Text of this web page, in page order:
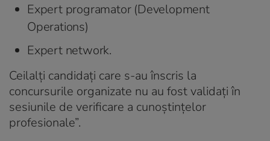
Expert programator (Development
Operations)
Expert network.
Ceilalţi candidaţi care s-au înscris la
concursurile organizate nu au fost validaţi în
sesiunile de verificare a cunoştinţelor
profesionale”.